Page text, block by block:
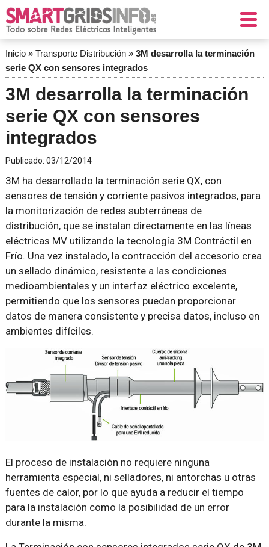
Inicio» Transporte Distribución» 3M desarrolla la terminación
serie QX con sensores integrados
3M desarrolla la terminación
serie QX con sensores
integrados
Publicado: 03/12/2014
3M ha desarrollado la terminación serie QX, con
sensores de tensión y corriente pasivos integrados, para
la monitorización de redes subterráneas de
distribución, que se instalan directamente en las líneas
eléctricas MV utilizando la tecnología 3M Contráctil en
Frío. Una vez instalado, la contracción del accesorio crea
un sellado dinámico, resistente a las condiciones
medioambientales y un interfaz eléctrico excelente,
permitiendo que los sensores puedan proporcionar
datos de manera consistente y precisa datos, incluso en
ambientes difíciles.
El proceso de instalación no requiere ninguna
herramienta especial, ni selladores, ni antorchas u otras
fuentes de calor, por lo que ayuda a reducir el tiempo
para la instalación como la posibilidad de un error
durante la misma.